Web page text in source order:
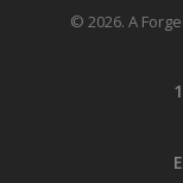
© 2026. A